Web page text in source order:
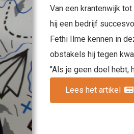
Van een krantenwijk
hij een bedrijf
Fethi Ilme kennen in
obstakels hij tegen
"Als je geen doel hebt,
Lees het artikel